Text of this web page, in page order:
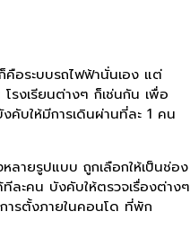
อระบบรถไฟฟ้านั่นเอง แต่
รงเรียนต่างๆ ก็เช่นกัน เพื่อ
คับให้มีการเดินผ่านที่ละ 1 คน
ลายรูปแบบ ถูกเลือกให้เป็นช่อง
ละคน บังคับให้ตรวจเรื่องต่างๆ
การตั้งภายในคอนโด ที่พัก